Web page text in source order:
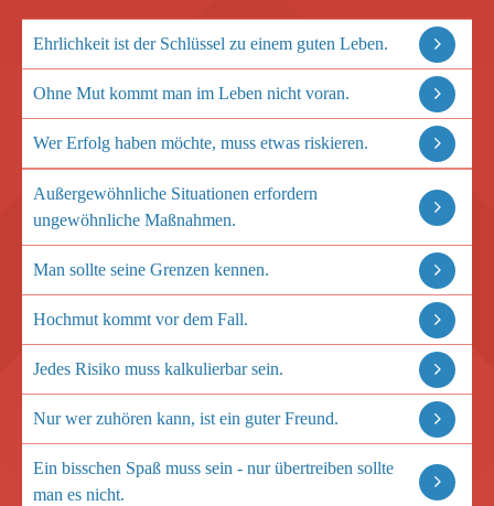
Ehrlichkeit ist der Schlüssel zu einem guten Leben.
Ohne Mut kommt man im Leben nicht voran.
Wer Erfolg haben möchte, muss etwas riskieren.
Außergewöhnliche Situationen erfordern
ungewöhnliche Maßnahmen.
Man sollte seine Grenzen kennen.
Hochmut kommt vor dem Fall.
Jedes Risiko muss kalkulierbar sein.
Nur wer zuhören kann, ist ein guter Freund.
Ein bisschen Spaß muss sein - nur übertreiben sollte
man es nicht.